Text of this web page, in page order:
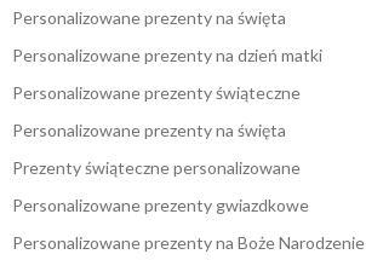
Personalizowane prezenty na święta
Personalizowane prezenty na dzień matki
Personalizowane prezenty świąteczne
Personalizowane prezenty na święta
Prezenty świąteczne personalizowane
Personalizowane prezenty gwiazdkowe
Personalizowane prezenty na Boże Narodzenie